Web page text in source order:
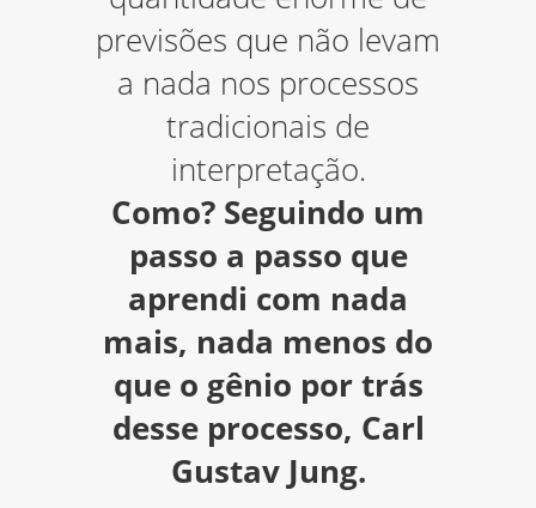
linguagem. Este curso em específico além
de abranger os principais tópicos do
processo de análise de sonhos proposto
por Jung é de uma didática excelente,
explicando de uma maneira clara e concisa
cada um dos tópicos, sem rebuscar em
demasia as explanações nem menosprezar
o aluno.
- Cristiano
Acabei de assistir sua aula magnífica!
previsões que não levam
a nada nos processos
tradicionais de
interpretação.
Como? Seguindo um
passo a passo que
aprendi com nada
mais, nada menos do
que o gênio por trás
desse processo, Carl
Gustav Jung.